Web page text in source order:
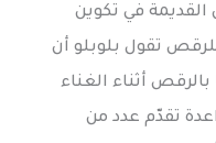
في تكوين
تقول بلوبلو أن
أثناء الغناء
تقدّم عدد من